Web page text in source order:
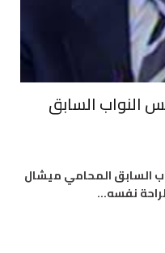
النواب السابق
السابق المحامي ميشال
نفسه…